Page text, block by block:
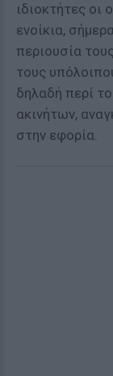
ιδιοκτήτες
ενοίκια,
περιουσία
τους
δηλαδή περί
ακινήτων,
στην εφορία.